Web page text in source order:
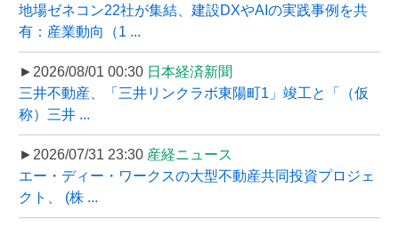
地場ゼネコン22社が集結、建設DXやAIの実践事例を共
有：産業動向（1 ...
►2026/08/01 00:30 日本経済新聞
三井不動産、「三井リンクラボ東陽町1」竣工と「（仮
称）三井 ...
►2026/07/31 23:30 産経ニュース
エー・ディー・ワークスの大型不動産共同投資プロジェ
クト、 (株 ...